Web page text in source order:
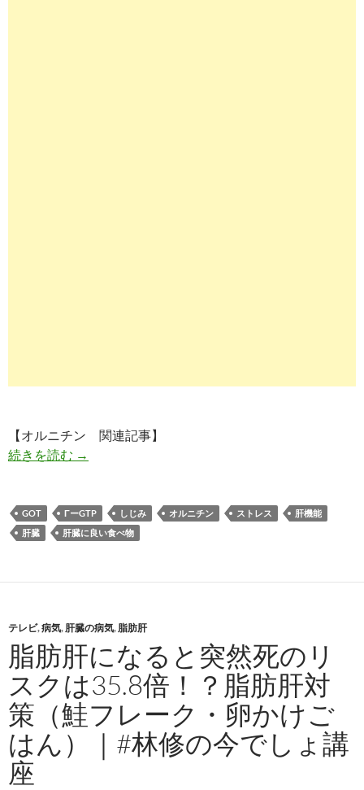
【オルニチン 関連記事】
続きを読む しじみのオルニチン 継続使用で肝機能改善＆ス
→
GOT ΓーGTP しじみ オルニチン ストレス
肝機能
肝臓
肝臓に良い食べ物
テレビ,病気, 肝臓の病気, 脂肪肝
脂肪肝になると突然死のリ
スクは35.8倍！？脂肪肝対
策（鮭フレーク・卵かけご
はん）｜#林修の今でしょ講
座